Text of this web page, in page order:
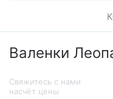
Валенки
Свяжитесь с нами
насчёт цены